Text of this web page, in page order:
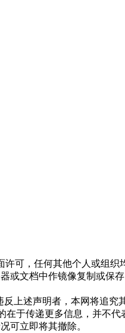
可，任何其他个人或组
文档中作镜像复制或保
上述声明者，本网将追究
于传递更多信息，并不
可立即将其撤除。